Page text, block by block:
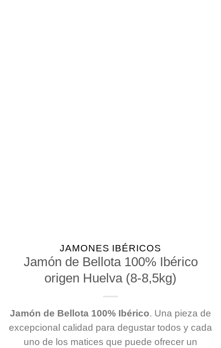
JAMONES IBÉRICOS
Jamón de Bellota 100% Ibérico
origen Huelva (8-8,5kg)
Jamón de Bellota 100% Ibérico. Una pieza de
excepcional calidad para degustar todos y cada
uno de los matices que puede ofrecer un